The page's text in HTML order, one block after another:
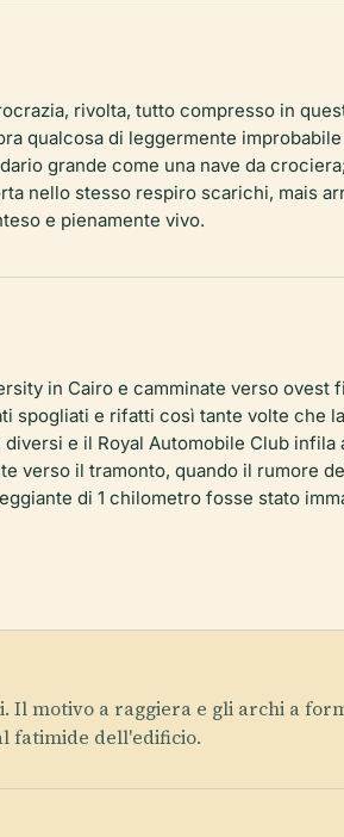
rivolta, tutto compresso in
qualcosa di leggermente
grande come una nave da
nello stesso respiro scarichi, mais
e pienamente vivo.
in Cairo e camminate verso ovest
spogliati e rifatti così tante volte che
e il Royal Automobile Club infila
verso il tramonto, quando il rumore
di 1 chilometro fosse stato
Il motivo a raggiera e gli archi a
fatimide dell'edificio.